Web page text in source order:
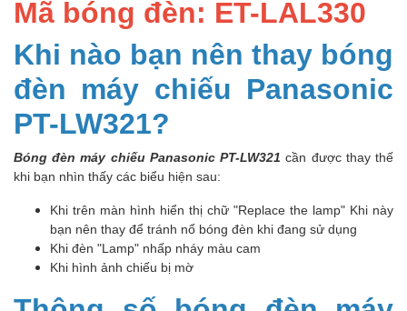
Mã bóng đèn: ET-LAL330
Khi nào bạn nên thay bóng
đèn máy chiếu Panasonic
PT-LW321?
Bóng đèn máy chiếu Panasonic PT-LW321cần được thay thế
khi bạn nhìn thấy các biểu hiện sau:
Khi trên màn hình hiển thị chữ "Replace the lamp" Khi này
bạn nên thay để tránh nổ bóng đèn khi đang sử dụng
Khi đèn "Lamp" nhấp nháy màu cam
Khi hình ảnh chiếu bị mờ